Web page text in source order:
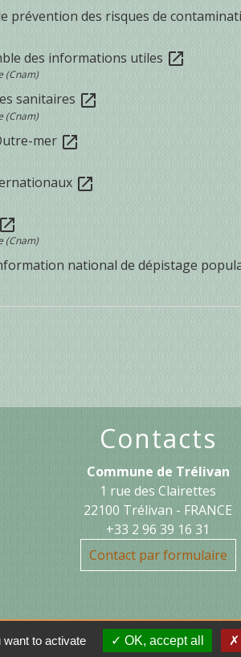
prévention des risques de
des informations utiles open_in_new
(Cnam)
sanitaires open_in_new
(Cnam)
mer open_in_new
open_in_new
open_in_new
(Cnam)
national de dépistage
Contacts
Commune de Trélivan
1 rue des Clairettes
22100 Trélivan - FRANCE
+33 2 96 39 16 31
Contact par formulaire
to activate OK, accept all